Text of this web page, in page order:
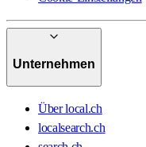
Unternehmen
Über local.ch
localsearch.ch